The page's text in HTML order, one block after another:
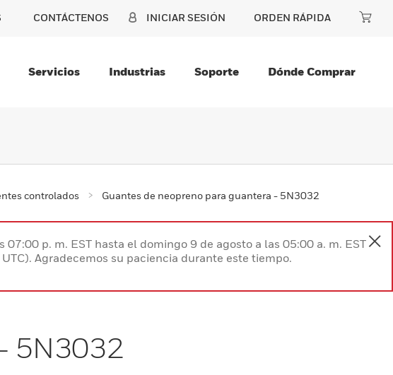
CONTÁCTENOS INICIAR SESIÓN ORDEN RÁPIDA
Servicios Industrias Soporte Dónde Comprar
controlados Guantes de neopreno para guantera - 5N3032
p. m. EST hasta el domingo 9 de agosto a las 05:00 a. m. EST
Agradecemos su paciencia durante este tiempo.
5N3032